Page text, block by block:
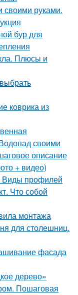
своими руками.
бур для
Плюсы и
коврика из
своими
описание
+ видео)
Виды профилей
Что собой
монтажа
для столешниц.
фасада
дерево»
Пошаговая